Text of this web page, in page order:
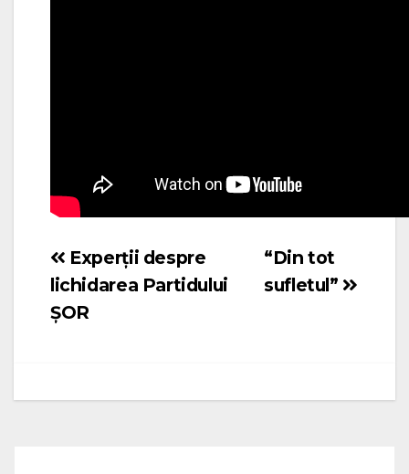
Navigare
în
“Din tot
sufletul”
Experții despre
lichidarea Partidului
ȘOR